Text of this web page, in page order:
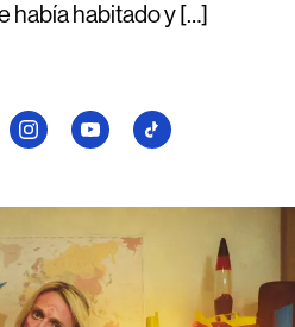
había habitado y […]
Seguí
en
Instagram
Seguí
en
YouTube
Seguí
en
TikTok